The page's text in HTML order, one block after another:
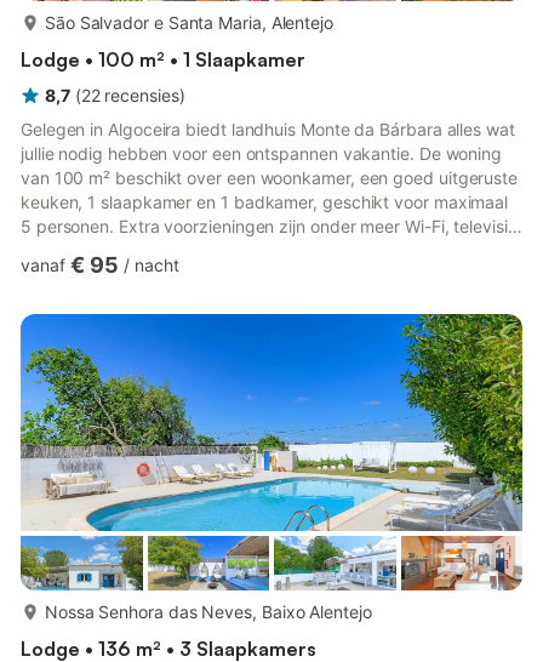
São Salvador e Santa Maria, Alentejo
Lodge • 100 m² • 1 Slaapkamer
8,7 (22 recensies)
Gelegen in Algoceira biedt landhuis Monte da Bárbara alles wat
jullie nodig hebben voor een ontspannen vakantie. De woning
van 100 m² beschikt over een woonkamer, een goed uitgeruste
keuken, 1 slaapkamer en 1 badkamer, geschikt voor maximaal
5 personen. Extra voorzieningen zijn onder meer Wi-Fi, televisie,
tuin, open terras, overdekt terras en barbecuefaciliteiten. Er is
2 huisdieren toegestaan. Roken en feesten zijn niet toegestaan.
Airconditioning is niet aanwezig....
vanaf € 95 / nacht
Nossa Senhora das Neves, Baixo Alentejo
Lodge • 136 m² • 3 Slaapkamers